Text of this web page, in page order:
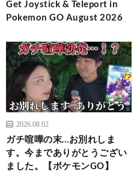
Get Joystick & Teleport in
Pokemon GO August 2026
2026.08.02
ガチ喧嘩の末…お別れしま
す。今までありがとうござい
ました。【ポケモンGO】